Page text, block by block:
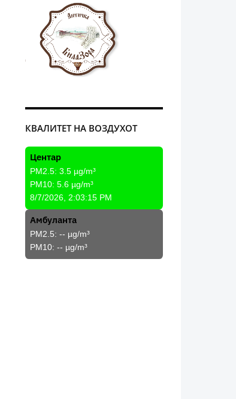
КВАЛИТЕТ НА ВОЗДУХОТ
Центар
PM2.5: 3.5 µg/m³
PM10: 5.6 µg/m³
8/7/2026, 2:03:15 PM
Амбуланта
PM2.5: -- µg/m³
PM10: -- µg/m³